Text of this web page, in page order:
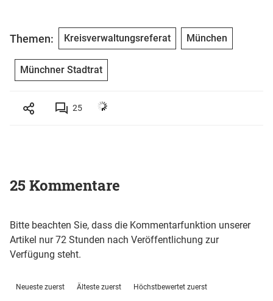
Themen: Kreisverwaltungsreferat München
Münchner Stadtrat
25
25 Kommentare
Bitte beachten Sie, dass die Kommentarfunktion unserer
Artikel nur 72 Stunden nach Veröffentlichung zur
Verfügung steht.
Neueste zuerst Älteste zuerst Höchstbewertet zuerst